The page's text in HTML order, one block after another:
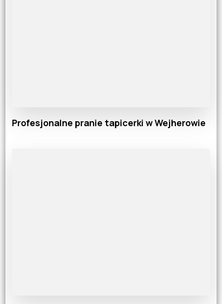
Profesjonalne pranie tapicerki w Wejherowie